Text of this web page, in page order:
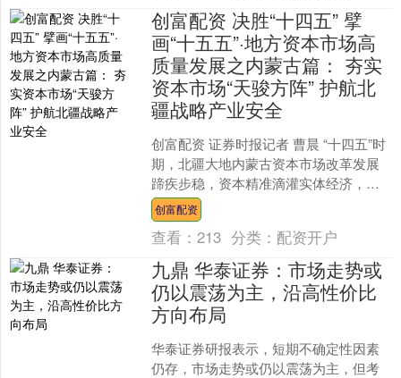
创富配资 决胜“十四五” 擘
画“十五五”·地方资本市场高
质量发展之内蒙古篇： 夯实
资本市场“天骏方阵” 护航北
疆战略产业安全
创富配资 证券时报记者 曹晨 “十四五”时
期，北疆大地内蒙古资本市场改革发展
蹄疾步稳，资本精准滴灌实体经济，在
构建多层次企业上市培育体系、助力区
域经济转型升级以....
创富配资
查看：213 分类： 配资开户
九鼎 华泰证券：市场走势或
仍以震荡为主，沿高性价比
方向布局
华泰证券研报表示，短期不确定性因素
仍存，市场走势或仍以震荡为主，但考